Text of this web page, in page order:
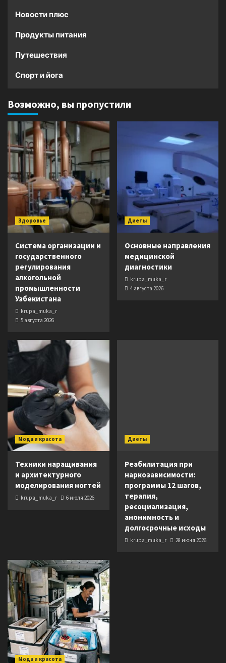
Новости плюс
Продукты питания
Путешествия
Спорт и йога
Возможно, вы пропустили
Здоровье
Система организации и
государственного
регулирования
алкогольной
промышленности
Узбекистана
krupa_muka_r
5 августа 2026
Диеты
Основные направления
медицинской
диагностики
krupa_muka_r
4 августа 2026
Мода и красота
Техники наращивания
и архитектурного
моделирования ногтей
krupa_muka_r 6 июля 2026
Диеты
Реабилитация при
наркозависимости:
программы 12 шагов,
терапия,
ресоциализация,
анонимность и
долгосрочные исходы
krupa_muka_r 28 июня 2026
Мода и красота